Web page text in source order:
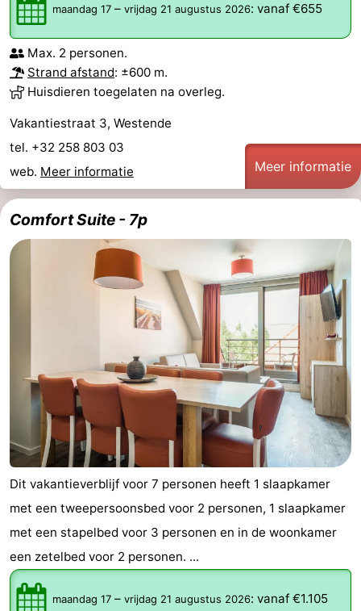
maandag 17 – vrijdag 21 augustus 2026: vanaf €655
Max. 2 personen.
Strand afstand: ±600 m.
Huisdieren toegelaten na overleg.
Vakantiestraat 3, Westende
tel. +32 258 803 03
web. Meer informatie Meer informatie
Comfort Suite - 7p
Dit vakantieverblijf voor 7 personen heeft 1 slaapkamer
met een tweepersoonsbed voor 2 personen, 1 slaapkamer
met een stapelbed voor 3 personen en in de woonkamer
een zetelbed voor 2 personen. ...
maandag 17 – vrijdag 21 augustus 2026: vanaf €1.105